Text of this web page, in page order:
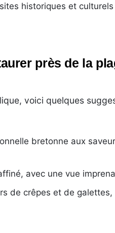
historiques et
près de la
voici quelques
bretonne aux
avec une vue
de crêpes et de galettes,